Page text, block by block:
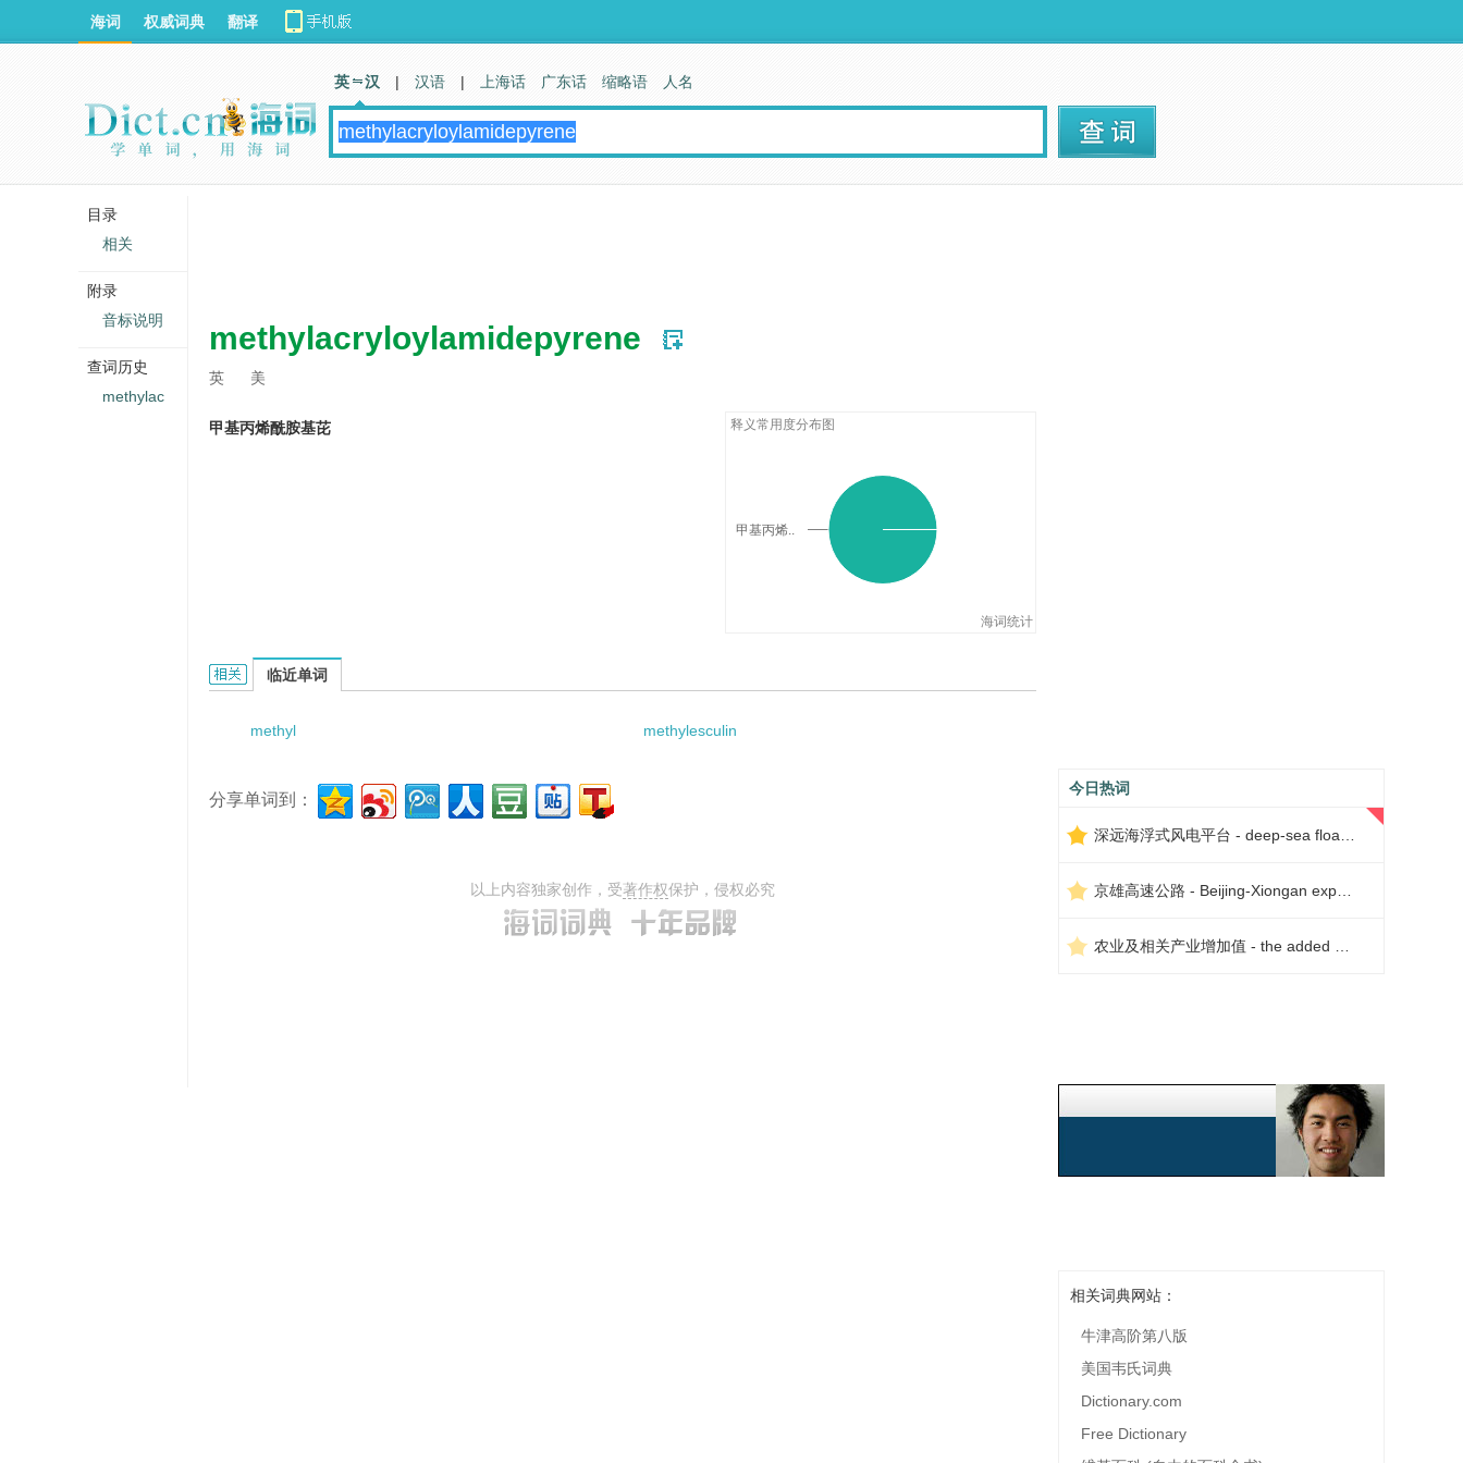
methylacryloylamidepyrene
英 美
甲基丙烯酰胺基芘 释义常用度分布图
海词统计
甲基丙烯..
Methylacryloylamidepyrene的相关资料：
临近单词
methyl methylesculin
分享单词到：
以上内容独家创作，受著作权保护，侵权必究
今日热词
相关词典网站：
牛津高阶第八版
美国韦氏词典
Dictionary.com
Free Dictionary
海词 权威词典 翻译
英 汉 | 汉语 | 上海话 广东话 缩略语 人名
目录
相关
附录
音标说明
查词历史
methylac